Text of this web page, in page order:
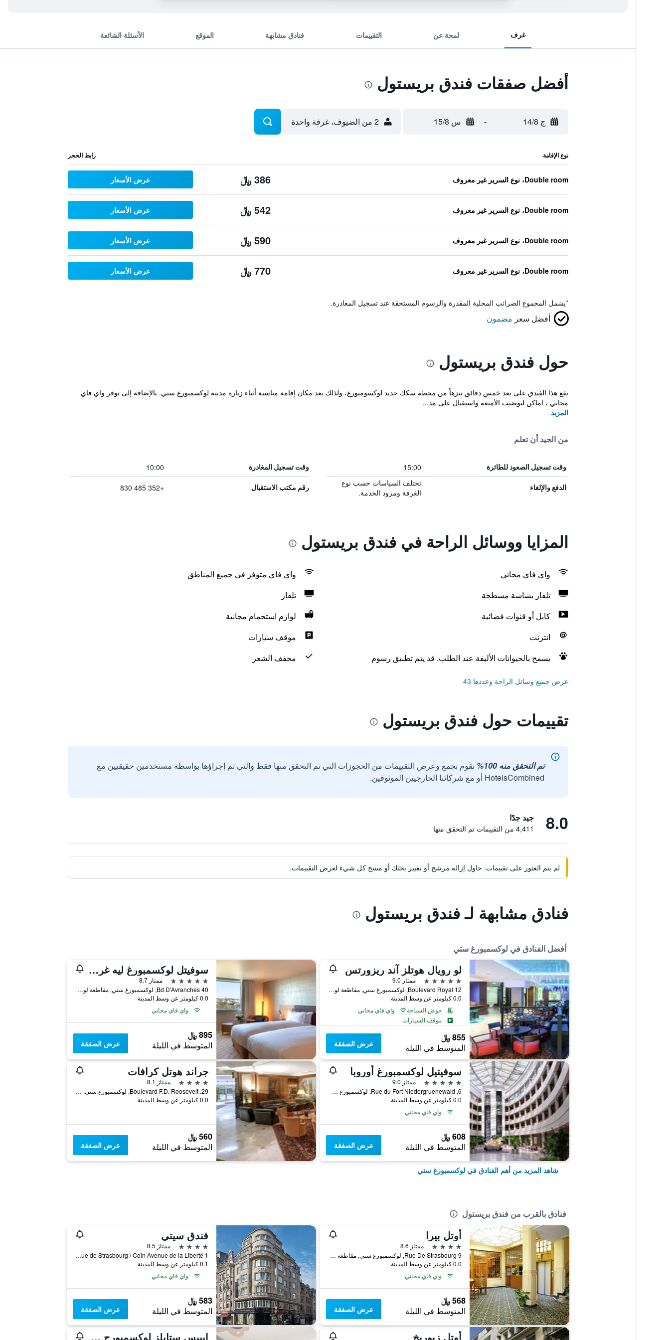
غرف لمحة عن التقييمات فنادق مشابهة الموقع الأسئلة الشائعة
أفضل صفقات فندق بريستول
ج 14/8 - س 15/8 2 من الضيوف، غرفة واحدة
نوع الإقامة رابط الحجز
Double room، نوع السرير غير معروف 386 ﷼ عرض الأسعار
Double room، نوع السرير غير معروف 542 ﷼ عرض الأسعار
Double room، نوع السرير غير معروف 590 ﷼ عرض الأسعار
Double room، نوع السرير غير معروف 770 ﷼ عرض الأسعار
*يشمل المجموع الضرائب المحلية المقدرة والرسوم المستحقة عند تسجيل المغادرة.
أفضل سعر مضمون
حول فندق بريستول
يقع هذا الفندق على بعد خمس دقائق تنزهاً من محطه سكك حديد لوكسومبورغ، ولذلك يعد مكان إقامة مناسبة أثناء زيارة مدينة لوكسمبورغ ستي. بالإضافة إلى توفر واي فاي
مجاني ، اماكن لتوضيب الأمتعة واستقبال على مد...
المزيد
من الجيد أن تعلم
وقت تسجيل الصعود للطائرة 15:00 وقت تسجيل المغادرة 10:00
الدفع والإلغاء
تختلف السياسات حسب نوع
الغرفة ومزود الخدمة.
رقم مكتب الاستقبال +352 485 830
المزايا ووسائل الراحة في فندق بريستول
واي فاي مجاني
واي فاي متوفر في جميع المناطق
تلفاز بشاشة مسطحة
تلفاز
كابل أو قنوات فضائية
لوازم استحمام مجانية
انترنت
موقف سيارات
يسمح بالحيوانات الأليفة عند الطلب. قد يتم تطبيق رسوم
مجفف الشعر
عرض جميع وسائل الراحة وعددها 43
تقييمات حول فندق بريستول
تم التحقق منه 100%
نقوم بجمع وعرض التقييمات من الحجوزات التي تم التحقق منها فقط والتي تم إجراؤها بواسطة مستخدمين حقيقيين مع
HotelsCombined أو مع شركائنا الخارجيين الموثوقين.
8.0 جيد جدًا
4,411 من التقييمات تم التحقق منها
لم يتم العثور على تقييمات. حاول إزالة مرشح أو تغيير بحثك أو مسح كل شيء لعرض التقييمات.
فنادق مشابهة لـ فندق بريستول
أفضل الفنادق في لوكسمبورغ ستي
لو رويال هوتلز آند ريزورتس
5 نجوم
ممتاز 9.0
12 Boulevard Royal, لوكسمبورغ ستي, مقاطعة لوكسمبورغ, لوكسمبورج
0.0 كيلومتر عن وسط المدينة
حوض السباحة
واي فاي مجاني
موقف السيارات
855 ﷼
المتوسط في الليلة عرض الصفقة
سوفيتل لوكسمبورغ ليه غراند دوكال
5 نجوم
ممتاز 8.7
40 Bd D'Avranches, لوكسمبورغ ستي, مقاطعة لوكسمبورغ, لوكسمبورج
0.0 كيلومتر عن وسط المدينة
واي فاي مجاني
895 ﷼
المتوسط في الليلة عرض الصفقة
سوفيتيل لوكسمبورغ أوروبا
5 نجوم
ممتاز 9.0
6, Rue du Fort Niedergruenewald, لوكسمبورغ ستي, مقاطعة لوكسمبورغ, لوكسمبورج
0.0 كيلومتر عن وسط المدينة
واي فاي مجاني
608 ﷼
المتوسط في الليلة عرض الصفقة
جراند هوتل كرافات
4 نجوم
ممتاز 8.1
29. Boulevard F.D. Roosevelt, لوكسمبورغ ستي, مقاطعة لوكسمبورغ, لوكسمبورج
0.0 كيلومتر عن وسط المدينة
560 ﷼
المتوسط في الليلة عرض الصفقة
شاهد المزيد من أهم الفنادق في لوكسمبورغ ستي
فنادق بالقرب من فندق بريستول
أوتل بيرا
4 نجوم
ممتاز 8.6
Rue De Strasbourg 9, لوكسمبورغ ستي, مقاطعة لوكسمبورغ, لوكسمبورج
0.0 كيلومتر عن وسط المدينة
واي فاي مجاني
568 ﷼
المتوسط في الليلة عرض الصفقة
فندق سيتي
4 نجوم
ممتاز 8.5
1 Rue de Strasbourg / Coin Avenue de la Liberté, لوكسمبورغ ستي, مقاطعة لوكسمبورغ, لوكسمبورج
0.1 كيلومتر عن وسط المدينة
واي فاي مجاني
583 ﷼
المتوسط في الليلة عرض الصفقة
أوتل زيوريخ إيبيس ستايلز لوكسمبورج سنتر جاري